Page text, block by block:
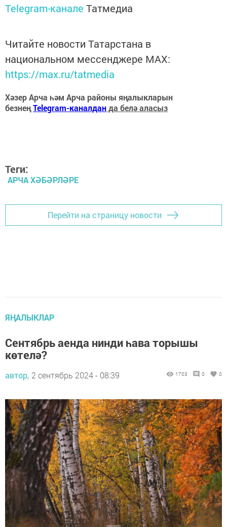
Telegram-канале Татмедиа
Читайте новости Татарстана в
национальном мессенджере MАХ:
https://max.ru/tatmedia
Хәзер Арча һәм Арча районы яңалыкларын
безнеңTelegram-каналданда белә аласыз
Теги:
АРЧА ХӘБӘРЛӘРЕ
Перейти на страницу новости
ЯҢАЛЫКЛАР
Сентябрь аенда нинди һава торышы
көтелә?
автор, 2 сентябрь 2024 - 08:39 1703 0 0